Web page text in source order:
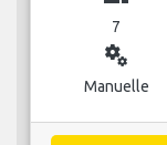
7
miscellaneous_services
Manuelle